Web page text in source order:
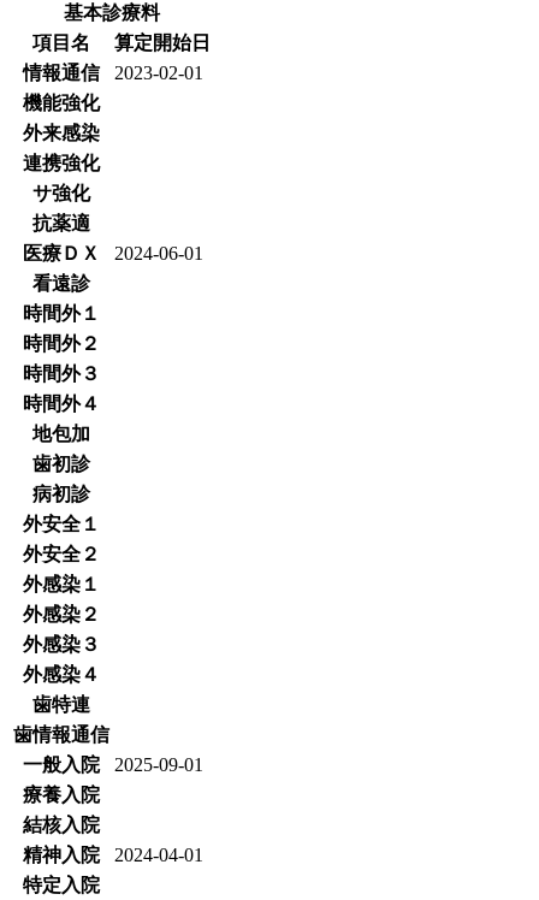
基本診療料
項目名
算定開始日
情報通信
2023-02-01
機能強化
外来感染
連携強化
サ強化
抗薬適
医療ＤＸ
2024-06-01
看遠診
時間外１
時間外２
時間外３
時間外４
地包加
歯初診
病初診
外安全１
外安全２
外感染１
外感染２
外感染３
外感染４
歯特連
歯情報通信
一般入院
2025-09-01
療養入院
結核入院
精神入院
2024-04-01
特定入院